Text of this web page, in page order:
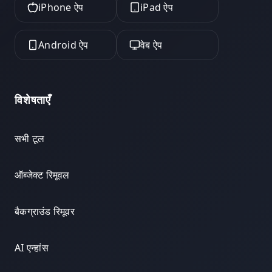
iPhone ऐप iPad ऐप
Android ऐप वेब ऐप
विशेषताएँ
सभी टूल
ऑब्जेक्ट रिमूवल
बैकग्राउंड रिमूवर
AI एन्हांस